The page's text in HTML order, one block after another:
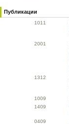
Публикации
1011
2001
1312
1009
1409
0409